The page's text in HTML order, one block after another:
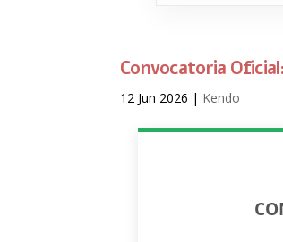
Convocatoria
12 Jun 2026 | Kendo